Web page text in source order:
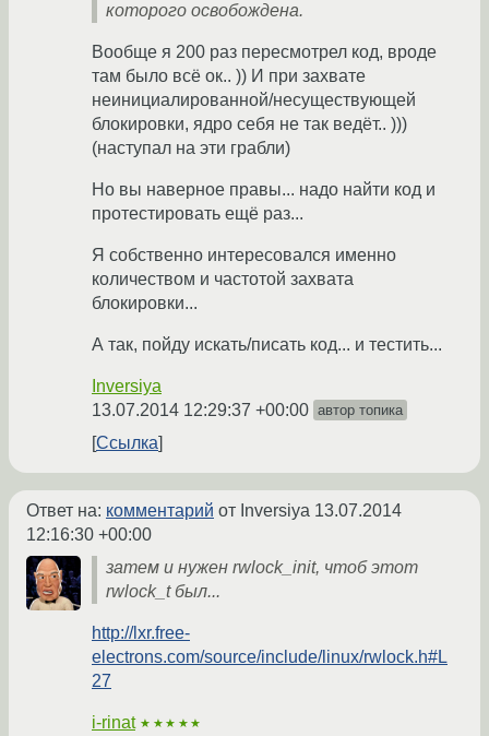
которого освобождена.
Вообще я 200 раз пересмотрел код, вроде
там было всё ок.. )) И при захвате
неинициалированной/несуществующей
блокировки, ядро себя не так ведёт.. )))
(наступал на эти грабли)
Но вы наверное правы... надо найти код и
протестировать ещё раз...
Я собственно интересовался именно
количеством и частотой захвата
блокировки...
А так, пойду искать/писать код... и тестить...
Inversiya
13.07.2014 12:29:37 +00:00 автор топика
Ссылка
Ответ на: комментарий от Inversiya 13.07.2014
12:16:30 +00:00
затем и нужен rwlock_init, чтоб этот
rwlock_t был...
http://lxr.free-
electrons.com/source/include/linux/rwlock.h#L
27
i-rinat ★★★★★